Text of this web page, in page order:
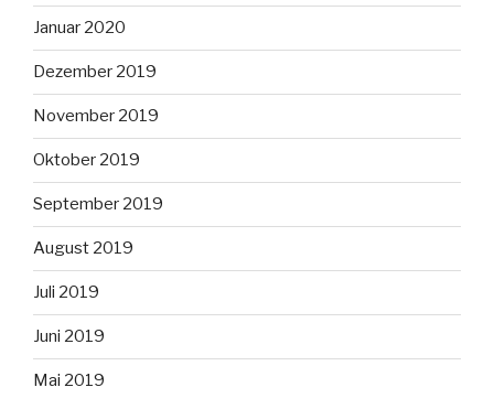
Januar 2020
Dezember 2019
November 2019
Oktober 2019
September 2019
August 2019
Juli 2019
Juni 2019
Mai 2019